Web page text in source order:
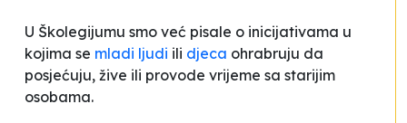
U Školegijumu smo već pisale o inicijativama u
kojima se mladi ljudi ili djeca ohrabruju da
posjećuju, žive ili provode vrijeme sa starijim
osobama.